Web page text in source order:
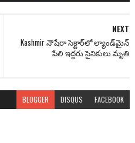
NEXT
Kashmir నౌషేరా సెక్టార్‌లో ల్యాండ్‌మైన్
పేలి ఇద్దరు సైనికులు మృతి
BLOGGER DISQUS FACEBOOK